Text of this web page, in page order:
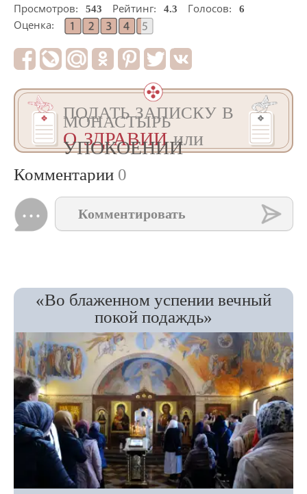
Просмотров: 543 Рейтинг: 4.3 Голосов:
6
Оценка:
ПОДАТЬ ЗАПИСКУ В
МОНАСТЫРЬ
О ЗДРАВИИили
УПОКОЕНИИ
Комментарии 0
Комментировать
«Во блаженном успении вечный
покой подаждь»